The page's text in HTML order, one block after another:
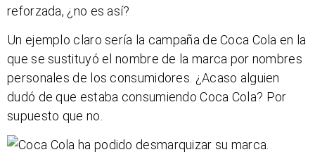
reforzada, ¿no es así?
Un ejemplo claro sería la campaña de Coca Cola en la
que se sustituyó el nombre de la marca por nombres
personales de los consumidores. ¿Acaso alguien
dudó de que estaba consumiendo Coca Cola? Por
supuesto que no.